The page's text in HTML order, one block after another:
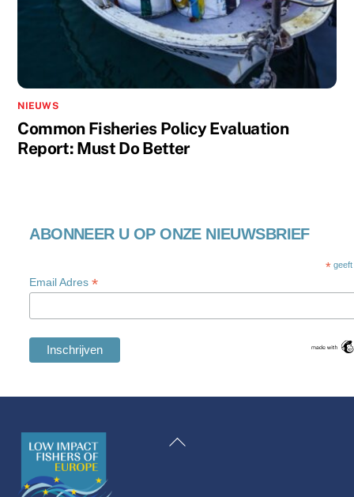
NIEUWS
Common Fisheries Policy Evaluation
Report: Must Do Better
ABONNEER U OP ONZE NIEUWSBRIEF
*
Email Adres*
Terug
Swedish